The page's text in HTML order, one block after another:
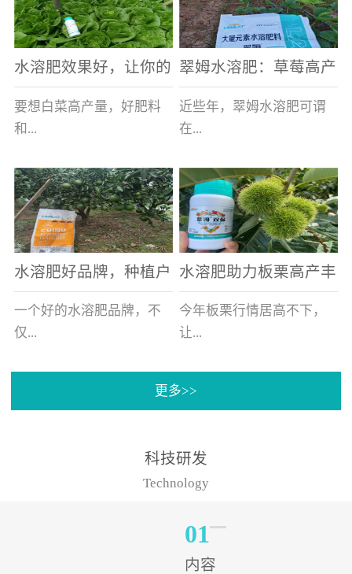
蔬菜产区，老棚数量占多
数，连年的重茬、土壤板
结等原因，导致土壤差，
作物根系...
时刻，从一大早接到收购
商的电话，就开始在草莓
大棚里忙碌。为什么窦大
哥家的草...
水溶肥效果好，让你的
白菜增产不是问题
要想白菜高产量，好肥料
和...
好的技术管理缺一不可，
相信广大白菜种植户们都
深有体会。今天就一起来
看看，什么样的水溶肥可
以让你的...
翠姆水溶肥：草莓高产
的好帮手
近些年，翠姆水溶肥可谓
在...
河北草莓区域话题不减，
不但在草莓上表现效果明
显，使用的种植户更是越
来越多。今天，借此机
会，一起来...
水溶肥好品牌，种植户
纷纷为“翠姆“点赞
一个好的水溶肥品牌，不
仅...
帮助作物增产增收，更要
实力。今天要讲的水溶肥
水溶肥助力板栗高产丰
产
今年板栗行情居高不下，
让...
许多板栗种植户都获得了
有位王大姐今年使用一款
非常火爆...
更多>>
科技研发
Technology
01
内容